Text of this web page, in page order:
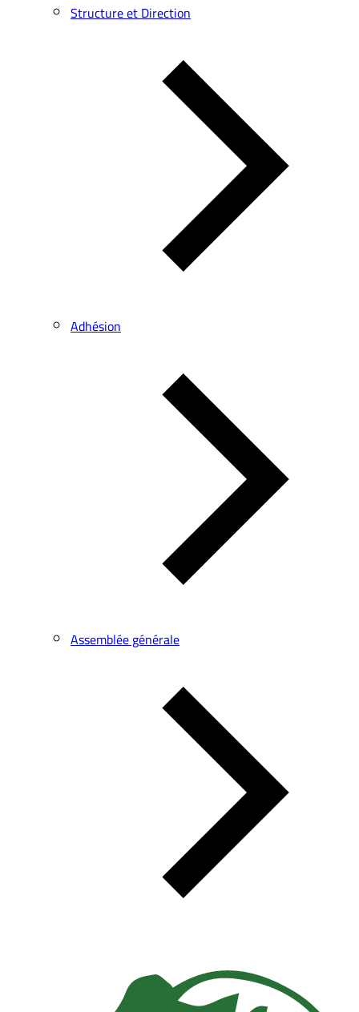
Structure et Direction
Adhésion
Assemblée générale